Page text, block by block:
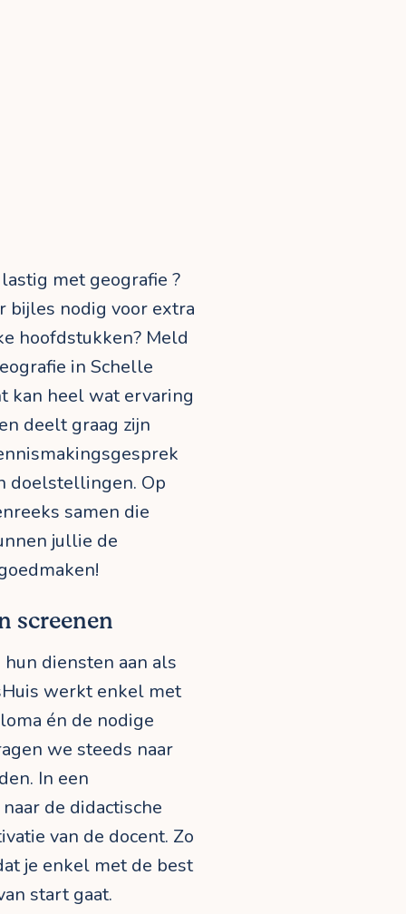
met geografie ?
bijles nodig voor extra
hoofdstukken? Meld
in Schelle
kan heel wat ervaring
deelt graag zijn
doelstellingen. Op
samen die
jullie de
screenen
diensten aan als
werkt enkel met
én de nodige
we steeds naar
In een
de didactische
van de docent. Zo
je enkel met de best
start gaat.